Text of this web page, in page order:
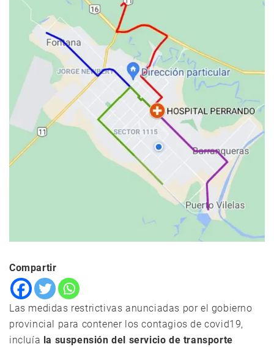
Compartir
Las medidas restrictivas anunciadas por el gobierno
provincial para contener los contagios de covid19,
incluía la suspensión del servicio de transporte